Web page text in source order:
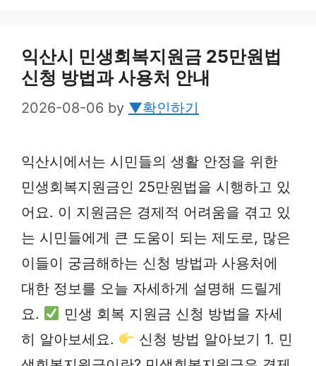
익산시 민생회복지원금 25만원법
신청 방법과 사용처 안내
2026-08-06 by ▼확인하기
익산시에서는 시민들의 생활 안정을 위한
민생회복지원금인 25만원법을 시행하고 있
어요. 이 지원금은 경제적 어려움을 겪고 있
는 시민들에게 큰 도움이 되는 제도로, 많은
이들이 궁금해하는 신청 방법과 사용처에
대한 정보를 오늘 자세하게 설명해 드릴게
요.
민생 회복 지원금 신청 방법을 자세
히 알아보세요.
신청 방법 알아보기 1. 민